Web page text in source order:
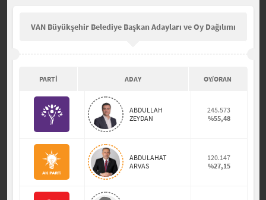
VAN Büyükşehir Belediye Başkan Adayları ve Oy Dağılımı
PARTİ ADAY OY/ORAN
ABDULLAH
ZEYDAN
245.573
%55,48
ABDULAHAT
ARVAS
120.147
%27,15